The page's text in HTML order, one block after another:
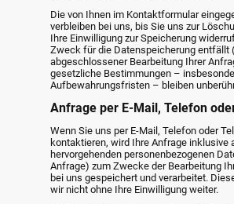
Die von Ihnen im Kontaktformular
verbleiben bei uns, bis Sie uns zur
Ihre Einwilligung zur Speicherung
Zweck für die Datenspeicherung entfällt
abgeschlossener Bearbeitung Ihrer
gesetzliche Bestimmungen –
Aufbewahrungsfristen – bleiben
Anfrage per E-Mail, Telefon
Wenn Sie uns per E-Mail, Telefon oder
kontaktieren, wird Ihre Anfrage inklusive
hervorgehenden personenbezogenen
Anfrage) zum Zwecke der Bearbeitung
bei uns gespeichert und verarbeitet.
wir nicht ohne Ihre Einwilligung weiter.